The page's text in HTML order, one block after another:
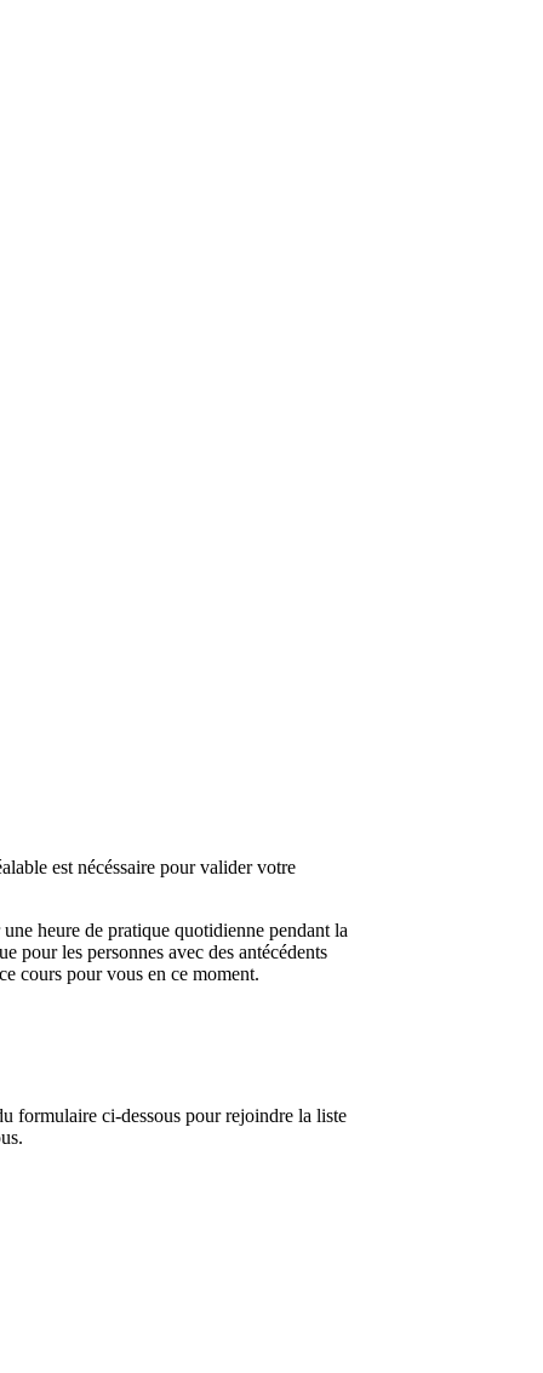
est nécéssaire pour valider votre
heure de pratique quotidienne pendant la
pour les personnes avec des antécédents
cours pour vous en ce moment.
formulaire ci-dessous pour rejoindre la liste